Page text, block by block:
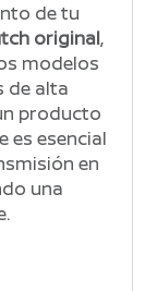
de tu
original,
modelos
de alta
producto
es esencial
en
una